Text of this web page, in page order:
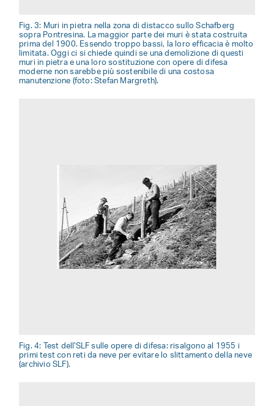
Fig. 3: Muri in pietra nella zona di distacco sullo Schafberg
sopra Pontresina. La maggior parte dei muri è stata costruita
prima del 1900. Essendo troppo bassi, la loro efficacia è molto
limitata. Oggi ci si chiede quindi se una demolizione di questi
muri in pietra e una loro sostituzione con opere di difesa
moderne non sarebbe più sostenibile di una costosa
manutenzione (foto: Stefan Margreth).
Fig. 4: Test dell'SLF sulle opere di difesa: risalgono al 1955 i
primi test con reti da neve per evitare lo slittamento della neve
(archivio SLF).